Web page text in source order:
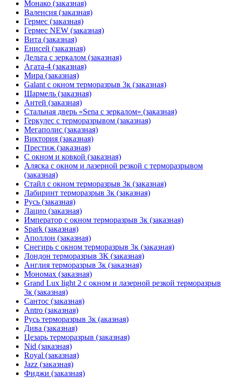
Монако (заказная)
Валенсия (заказная)
Гермес (заказная)
Гермес NEW (заказная)
Вита (заказная)
Енисей (заказная)
Дельта с зеркалом (заказная)
Агата-4 (заказная)
Мира (заказная)
Galant с окном терморазрыв 3к (заказная)
Шармель (заказная)
Антей (заказная)
Стальная дверь «Sena с зеркалом» (заказная)
Геркулес с терморазрывом (заказная)
Мегаполис (заказная)
Виктория (заказная)
Престиж (заказная)
С окном и ковкой (заказная)
Аляска с окном и лазерной резкой с терморазрывом
(заказная)
Стайл с окном терморазрыв 3к (заказная)
Лабиринт терморазрыв 3к (заказная)
Русь (заказная)
Лацио (заказная)
Император с окном терморазрыв 3к (заказная)
Spark (заказная)
Аполлон (заказная)
Снегирь с окном терморазрыв 3к (заказная)
Лондон терморазрыв 3К (заказная)
Англия терморазрыв 3к (заказная)
Мономах (заказная)
Grand Lux light 2 с окном и лазерной резкой терморазрыв
3к (заказная)
Сантос (заказная)
Antro (заказная)
Русь терморазрыв 3к (аказная)
Дива (заказная)
Цезарь терморазрыв (заказная)
Nid (заказная)
Royal (заказная)
Jazz (заказная)
Фиджи (заказная)